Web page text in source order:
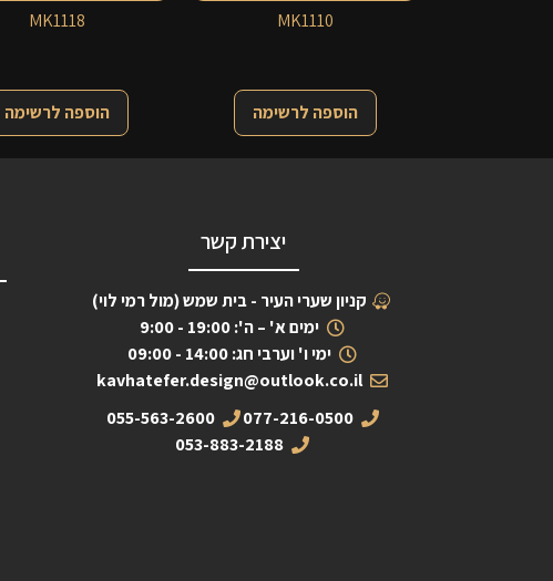
MK1110
הוספה לרשימה
MK1118
הוספה לרשימה
יצירת קשר
קניון שערי העיר - בית שמש (מול רמי לוי)
ימים א' – ה': 19:00 - 9:00
ימי ו' וערבי חג: 14:00 - 09:00
kavhatefer.design@outlook.co.il
077-216-0500
055-563-2600
053-883-2188